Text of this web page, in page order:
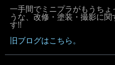
一手間でミニプラがもうち
うな、改修・塗装・撮影に
す!!
旧ブログはこちら。